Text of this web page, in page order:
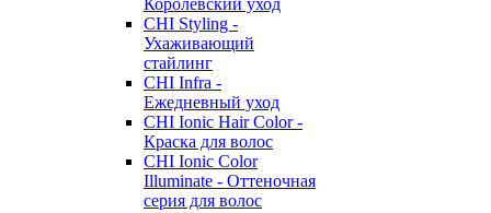
Королевский уход
CHI Styling -
Ухаживающий
стайлинг
CHI Infra -
Ежедневный уход
CHI Ionic Hair Color -
Краска для волос
CHI Ionic Color
Illuminate - Оттеночная
серия для волос